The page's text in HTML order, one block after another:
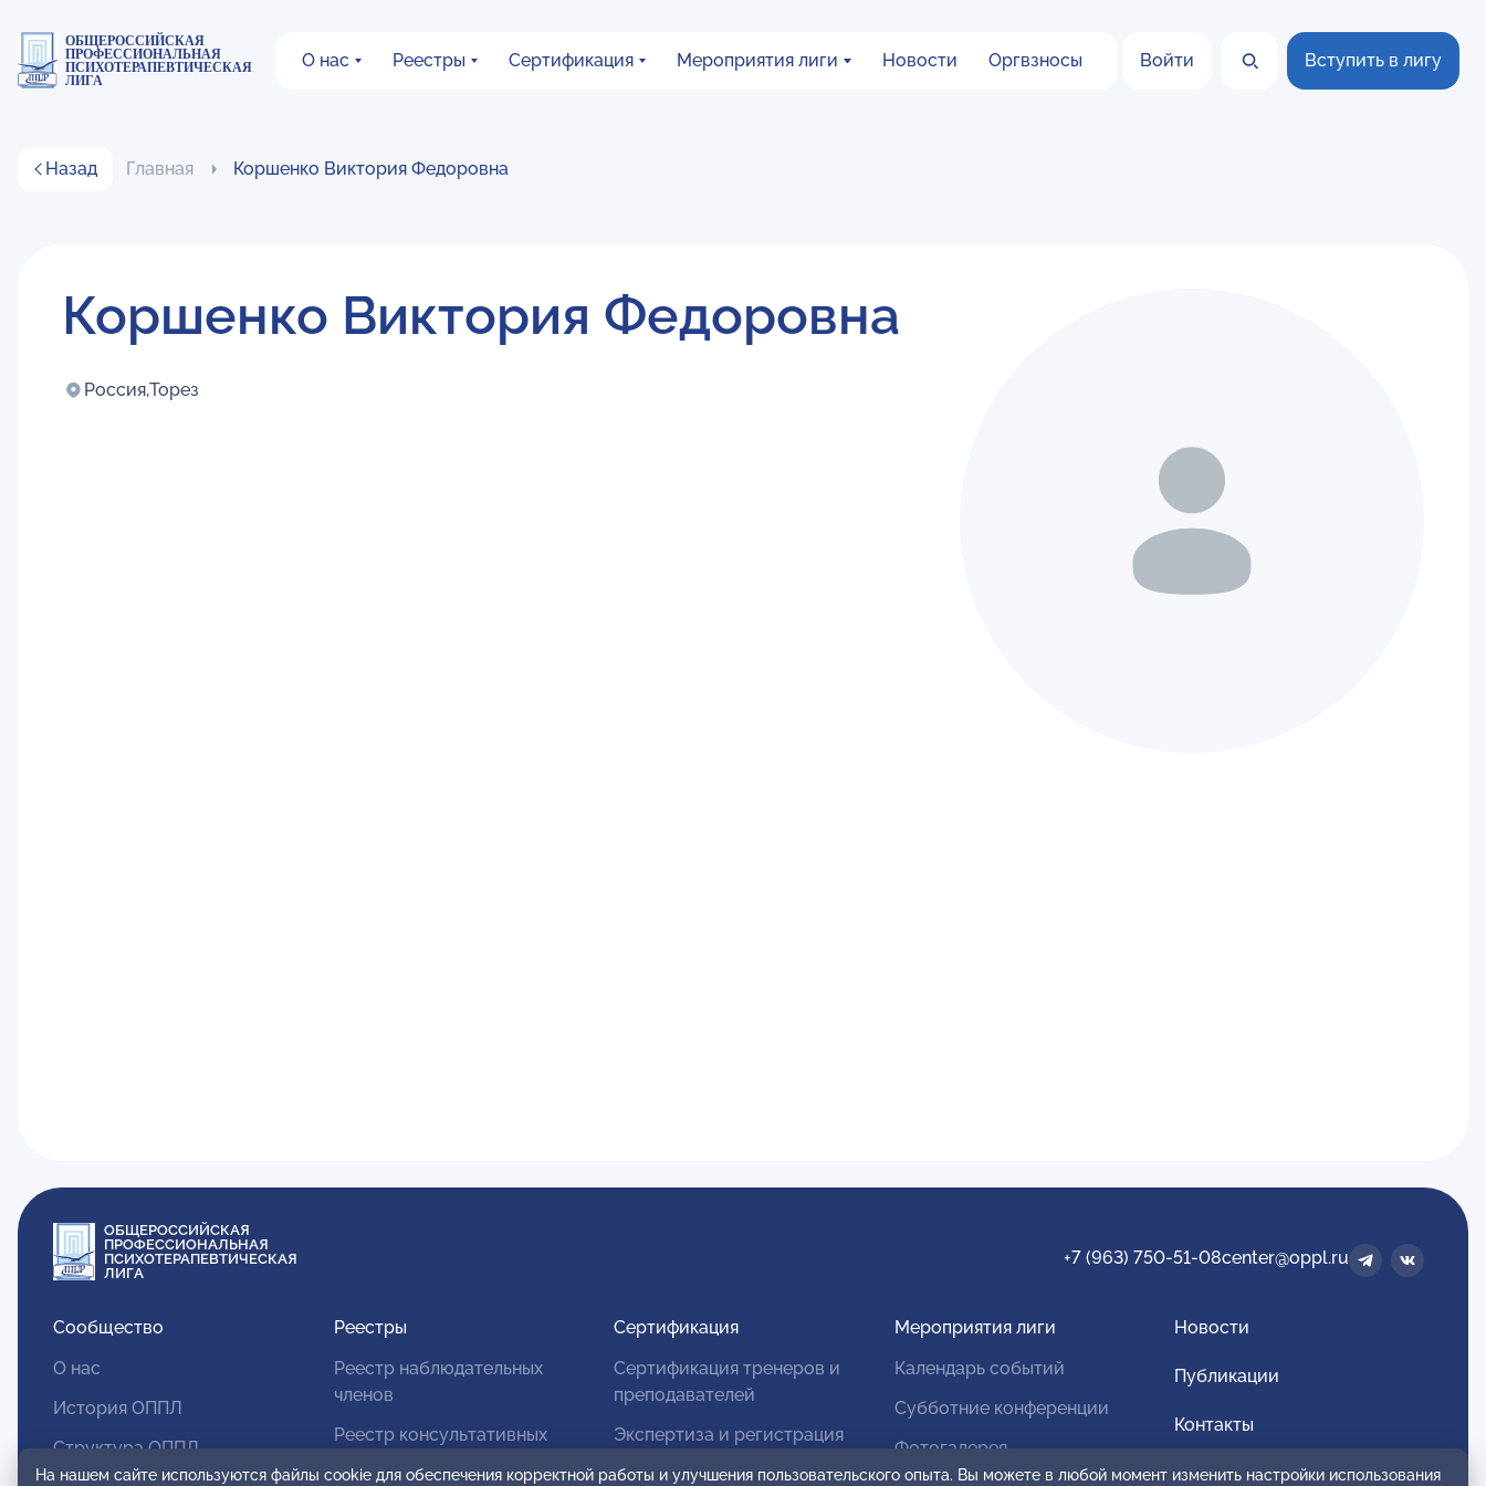
ОБЩЕРОССИЙСКАЯ
ПРОФЕССИОНАЛЬНАЯ
ПСИХОТЕРАПЕВТИЧЕСКАЯ
ЛИГА
О нас Реестры Сертификация Мероприятия лиги Новости Оргвзносы Войти Вступить в лигу
Назад Главная Коршенко Виктория Федоровна
Коршенко Виктория Федоровна
Россия,Торез
ОБЩЕРОССИЙСКАЯ
ПРОФЕССИОНАЛЬНАЯ
ПСИХОТЕРАПЕВТИЧЕСКАЯ
ЛИГА
+7 (963) 750-51-08center@oppl.ru
Сообщество
О нас
История ОППЛ
Структура ОППЛ
Реестры
Реестр наблюдательных
членов
Реестр консультативных
Сертификация
Сертификация тренеров и
преподавателей
Экспертиза и регистрация
Мероприятия лиги
Календарь событий
Субботние конференции
Фотогалерея
Новости
Публикации
Контакты
Для спонсоров и партнеров
На нашем сайте используются файлы cookie для обеспечения корректной работы и улучшения пользовательского опыта. Вы можете в любой момент изменить настройки использования